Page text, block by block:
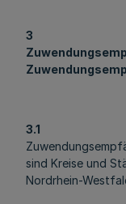
3
3.1
sind Kreise und
Nordrhein-